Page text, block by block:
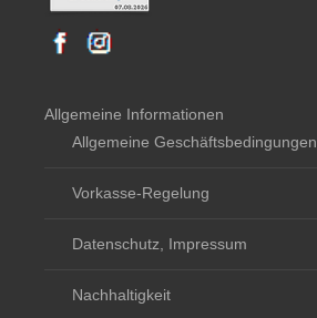
Allgemeine Informationen
Allgemeine Geschäftsbedingungen
Vorkasse-Regelung
Datenschutz, Impressum
Nachhaltigkeit